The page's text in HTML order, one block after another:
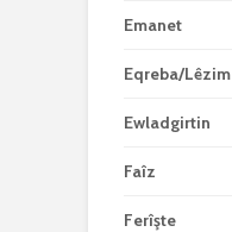
Emanet
Eqreba/Lêzim
Ewladgirtin
Faîz
Ferîşte